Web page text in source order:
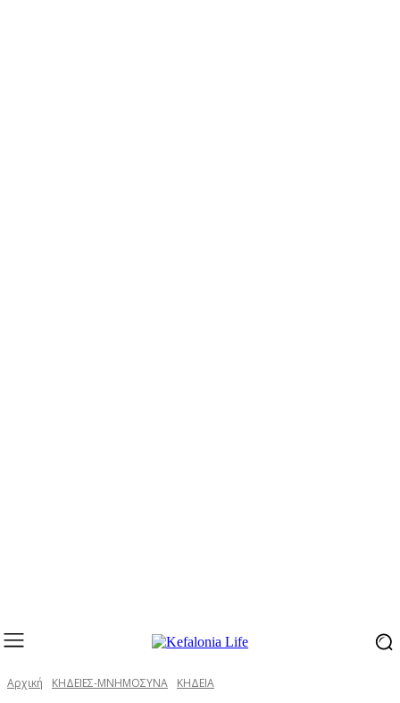
Αρχική ΚΗΔΕΙΕΣ-ΜΝΗΜΟΣΥΝΑ ΚΗΔΕΙΑ